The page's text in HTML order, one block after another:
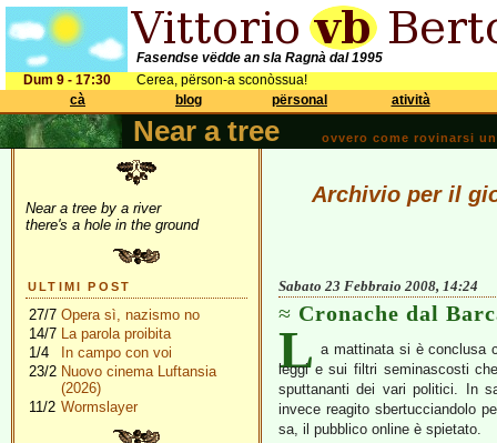
Fasendse vëdde an sla Ragnà dal 1995
Dum 9 - 17:30
Cerea, përson-a sconòssua!
cà
blog përsonal atività
Near a tree ovvero come rovinarsi
Near a tree by a river
there's a hole in the ground
ULTIMI POST
27/7 Opera sì, nazismo no
14/7 La parola proibita
1/4
In campo con voi
23/2 Nuovo cinema Luftansia
(2026)
11/2 Wormslayer
Archivio per il
Sabato 23 Febbraio 2008, 14:24
Cronache dal
L a mattinata si è conclusa
leggi e sui filtri seminascosti
sputtananti dei vari politici. In
invece reagito sbertucciandolo
sa, il pubblico online è spietato.